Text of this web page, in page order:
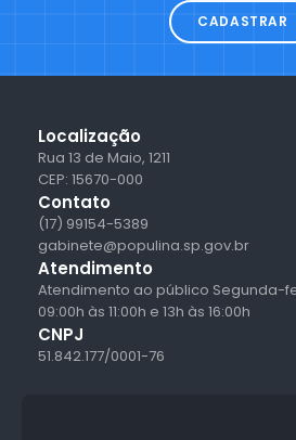
CADASTRAR
Localização
Rua 13 de Maio, 1211
CEP: 15670-000
Contato
(17) 99154-5389
gabinete@populina.sp.gov.br
Atendimento
Atendimento ao público Segunda-
09:00h às 11:00h e 13h às 16:00h
CNPJ
51.842.177/0001-76